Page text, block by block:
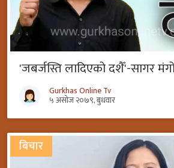
'जबर्जस्ति लादिएको दशैँ'-सागर
Gurkhas Online Tv
५ असोज २०७९, बुधवार
बिचार